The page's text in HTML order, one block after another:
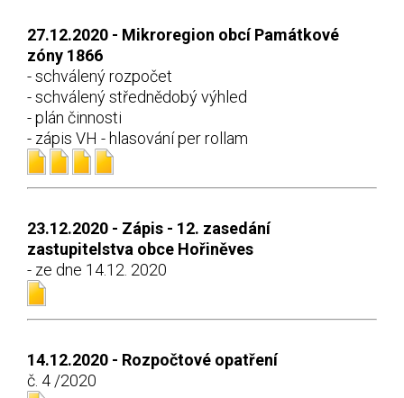
27.12.2020 - Mikroregion obcí Památkové
zóny 1866
- schválený rozpočet
- schválený střednědobý výhled
- plán činnosti
- zápis VH - hlasování per rollam
23.12.2020 - Zápis - 12. zasedání
zastupitelstva obce Hořiněves
- ze dne 14.12. 2020
14.12.2020 - Rozpočtové opatření
č. 4 /2020